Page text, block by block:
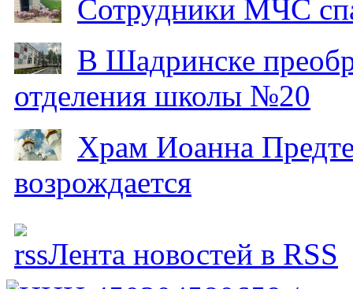
Сотрудники МЧС
В Шадринске
отделения школы №20
Храм Иоанна
возрождается
Лента новостей в RSS